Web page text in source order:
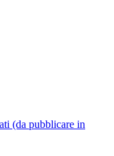
(da pubblicare in